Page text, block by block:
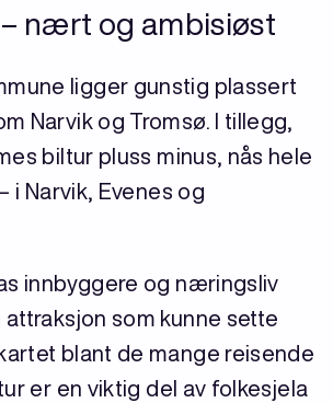
– nært og ambisiøst
ligger gunstig plassert
Narvik og Tromsø. I tillegg,
biltur pluss minus, nås hele
i Narvik, Evenes og
innbyggere og næringsliv
attraksjon som kunne sette
blant de mange reisende
er en viktig del av folkesjela